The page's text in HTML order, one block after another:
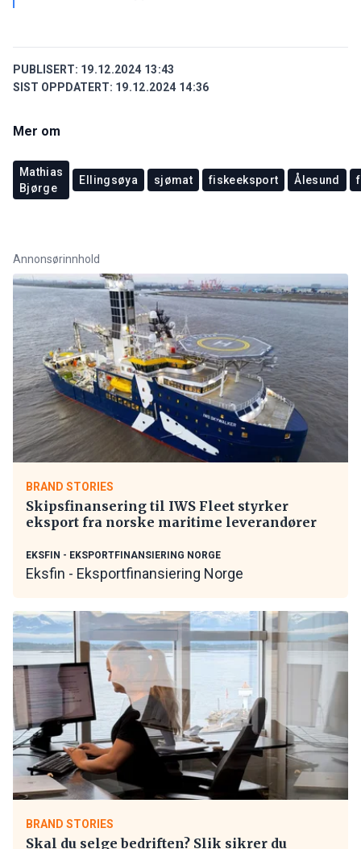
PUBLISERT: 19.12.2024 13:43
SIST OPPDATERT: 19.12.2024 14:36
Mer om
Mathias
Bjørge
Ellingsøya sjømat fiskeeksport Ålesund
Annonsørinnhold
BRAND STORIES
Skipsfinansering til IWS Fleet styrker
eksport fra norske maritime leverandører
EKSFIN - EKSPORTFINANSIERING NORGE
Eksfin - Eksportfinansiering Norge
BRAND STORIES
Skal du selge bedriften? Slik sikrer du